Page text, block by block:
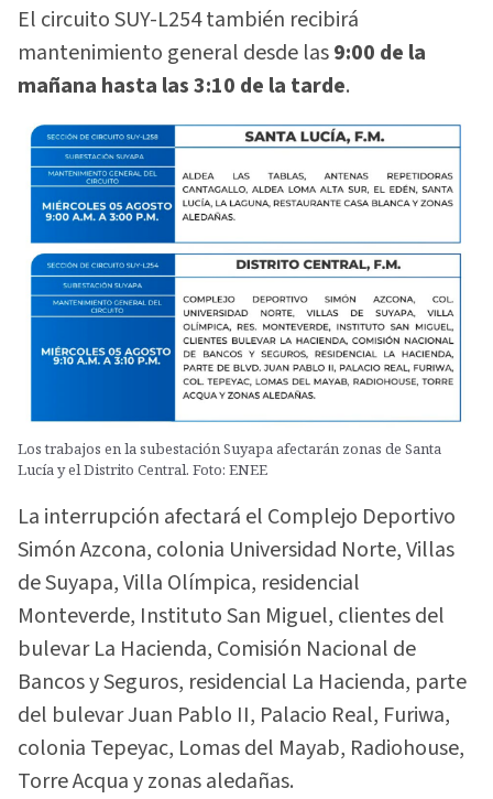
El circuito SUY-L254 también recibirá
mantenimiento general desde las9:00 de la
mañana hasta las 3:10 de la tarde.
Los trabajos en la subestación Suyapa afectarán zonas de Santa
Lucía y el Distrito Central. Foto: ENEE
La interrupción afectará el Complejo Deportivo
Simón Azcona, colonia Universidad Norte, Villas
de Suyapa, Villa Olímpica, residencial
Monteverde, Instituto San Miguel, clientes del
bulevar La Hacienda, Comisión Nacional de
Bancos y Seguros, residencial La Hacienda, parte
del bulevar Juan Pablo II, Palacio Real, Furiwa,
colonia Tepeyac, Lomas del Mayab, Radiohouse,
Torre Acqua y zonas aledañas.